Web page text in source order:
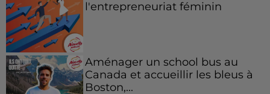
l'entrepreneuriat féminin
Aménager un school bus au
Canada et accueillir les bleus à
Boston,...